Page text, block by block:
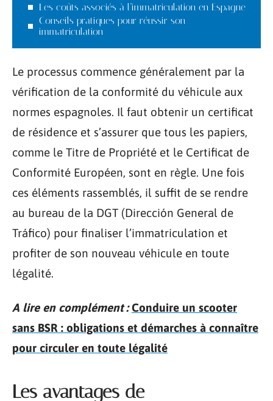
Les coûts associés à l’immatriculation en Espagne
Conseils pratiques pour réussir son
immatriculation
Le processus commence généralement par la
vérification de la conformité du véhicule aux
normes espagnoles. Il faut obtenir un certificat
de résidence et s’assurer que tous les papiers,
comme le Titre de Propriété et le Certificat de
Conformité Européen, sont en règle. Une fois
ces éléments rassemblés, il suffit de se rendre
au bureau de la DGT (Dirección General de
Tráfico) pour finaliser l’immatriculation et
profiter de son nouveau véhicule en toute
légalité.
A lire en complément : Conduire un scooter
sans BSR : obligations et démarches à connaître
pour circuler en toute légalité
Les avantages de